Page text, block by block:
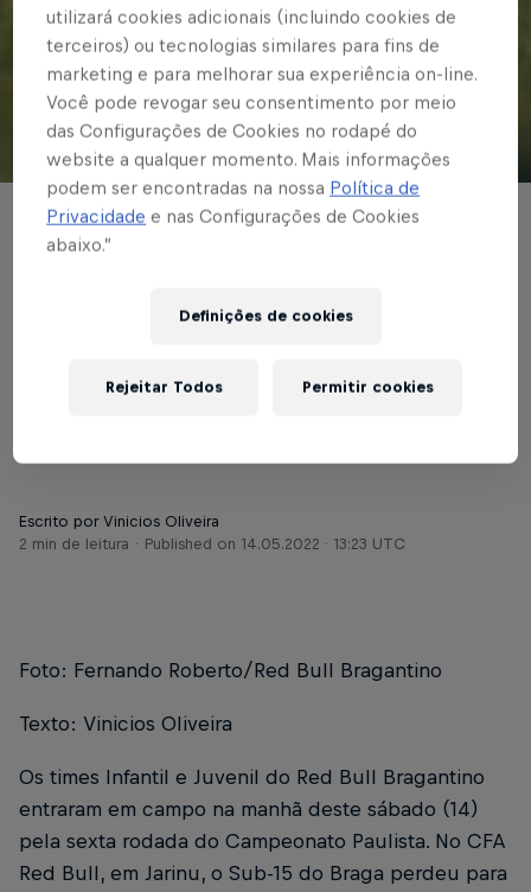
© Red Bull Bragantino
BASE MASCULINA
perde para Ponte
Preta; Sub-17 vence e
Escrito por Vinicios Oliveira
2 min de leitura
Published on 14.05.2022 · 13:23 UTC
Foto: Fernando Roberto/Red Bull Bragantino
Texto: Vinicios Oliveira
Os times Infantil e Juvenil do Red Bull Bragantino
entraram em campo na manhã deste sábado (14)
pela sexta rodada do Campeonato Paulista. No CFA
Red Bull, em Jarinu, o Sub-15 do Braga perdeu para
utilizará cookies adicionais (incluindo cookies de
terceiros) ou tecnologias similares para fins de
marketing e para melhorar sua experiência on-line.
Você pode revogar seu consentimento por meio
das Configurações de Cookies no rodapé do
website a qualquer momento. Mais informações
podem ser encontradas na nossa Política de
Privacidade e nas Configurações de Cookies
abaixo.”
Definições de cookies
Rejeitar Todos Permitir cookies